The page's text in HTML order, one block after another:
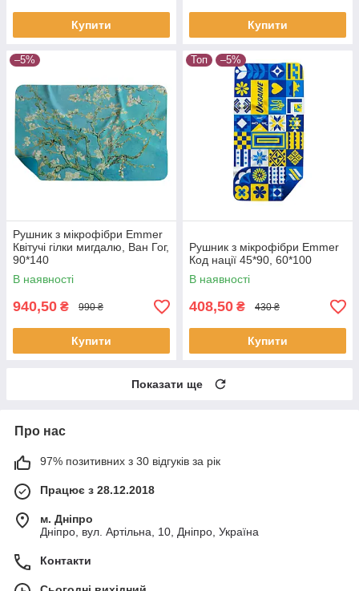
Купити Купити
–5%
Рушник з мікрофібри Emmer
Квітучі гілки мигдалю, Ван Гог,
90*140
В наявності
940,50 ₴ 990 ₴
Купити
Топ –5%
Рушник з мікрофібри Emmer
Код нації 45*90, 60*100
В наявності
408,50 ₴ 430 ₴
Купити
Показати ще
Про нас
97% позитивних з 30 відгуків за рік
Працює з 28.12.2018
м. Дніпро
Дніпро, вул. Артільна, 10, Дніпро, Україна
Контакти